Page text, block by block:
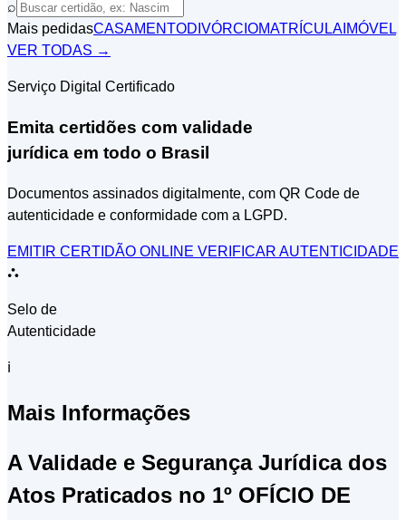
⌕
Mais pedidasCASAMENTODIVÓRCIOMATRÍCULA IMÓVEL
VER TODAS →
Serviço Digital Certificado
Emita certidões com validade
jurídica em todo o Brasil
Documentos assinados digitalmente, com QR Code de
autenticidade e conformidade com a LGPD.
EMITIR CERTIDÃO ONLINE VERIFICAR AUTENTICIDADE
⛬
Selo de
Autenticidade
ℹ
Mais Informações
A Validade e Segurança Jurídica dos
Atos Praticados no 1º OFÍCIO DE